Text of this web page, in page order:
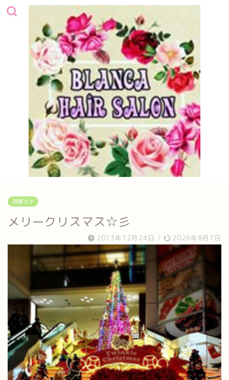
時事ネタ
メリークリスマス☆彡
2013年12月24日 / 2026年8月7日